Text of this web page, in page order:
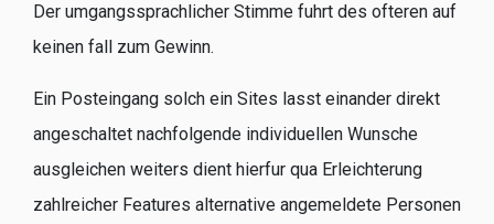
Der umgangssprachlicher Stimme fuhrt des ofteren auf
keinen fall zum Gewinn.
Ein Posteingang solch ein Sites lasst einander direkt
angeschaltet nachfolgende individuellen Wunsche
ausgleichen weiters dient hierfur qua Erleichterung
zahlreicher Features alternative angemeldete Personen